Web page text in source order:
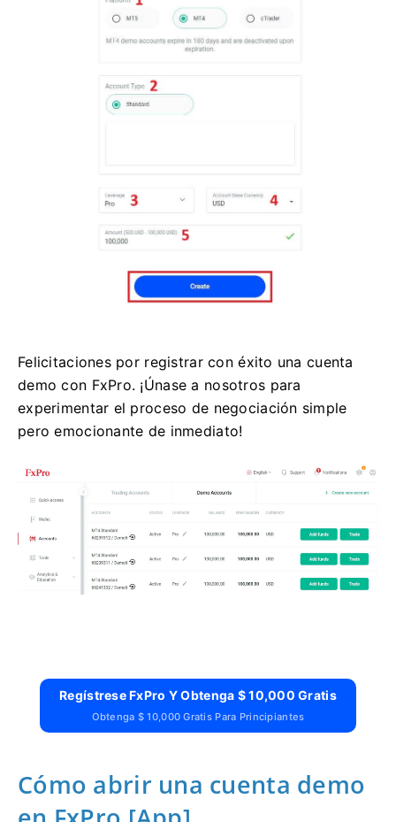
Felicitaciones por registrar con éxito una cuenta
demo con FxPro. ¡Únase a nosotros para
experimentar el proceso de negociación simple
pero emocionante de inmediato!
Regístrese FxPro Y Obtenga $ 10,000 Gratis
Obtenga $ 10,000 Gratis Para Principiantes
Cómo abrir una cuenta demo